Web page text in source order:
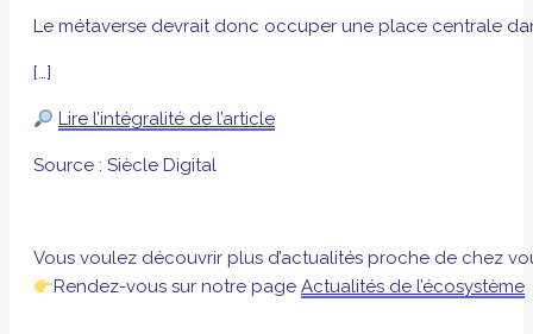
Le métaverse devrait donc occuper une place centrale
[…]
Lire l’intégralité de l’article
Source : Siècle Digital
Vous voulez découvrir plus d’actualités proche de chez
Rendez-vous sur notre pageActualités de l’écosystème